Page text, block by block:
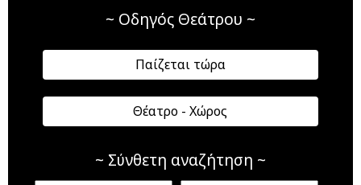
~ Οδηγός Θεάτρου ~
Παίζεται τώρα
Θέατρο - Χώρος
~ Σύνθετη αναζήτηση ~